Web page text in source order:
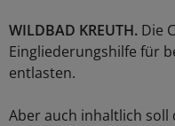
WILDBAD KREUTH. Die
Eingliederungshilfe für
entlasten.
Aber auch inhaltlich